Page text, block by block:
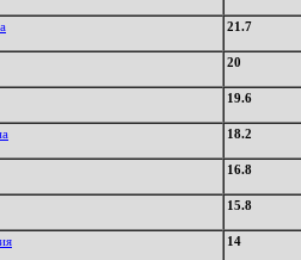
21.7
20
19.6
18.2
16.8
15.8
14